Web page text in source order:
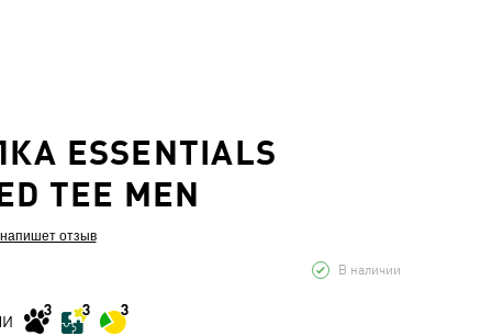
ESSENTIALS
TEE MEN
отзыв
В наличии